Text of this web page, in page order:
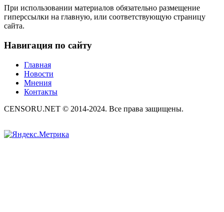
При использовании материалов обязательно размещение
гиперссылки на главную, или соответствующую страницу
сайта.
Навигация по сайту
Главная
Новости
Мнения
Контакты
CENSORU.NET © 2014-2024. Все права защищены.